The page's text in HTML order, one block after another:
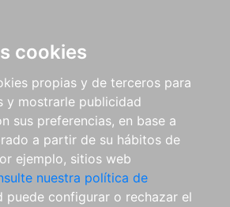
cookies
propias y de terceros para
y mostrarle publicidad
sus preferencias, en base a
a partir de su hábitos de
ejemplo, sitios web
nuestra política de
puede configurar o rechazar el